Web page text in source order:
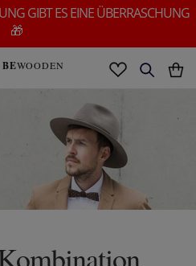
GIBT ES EINE ÜBERRASCHUNG
🎁
BEWOODEN